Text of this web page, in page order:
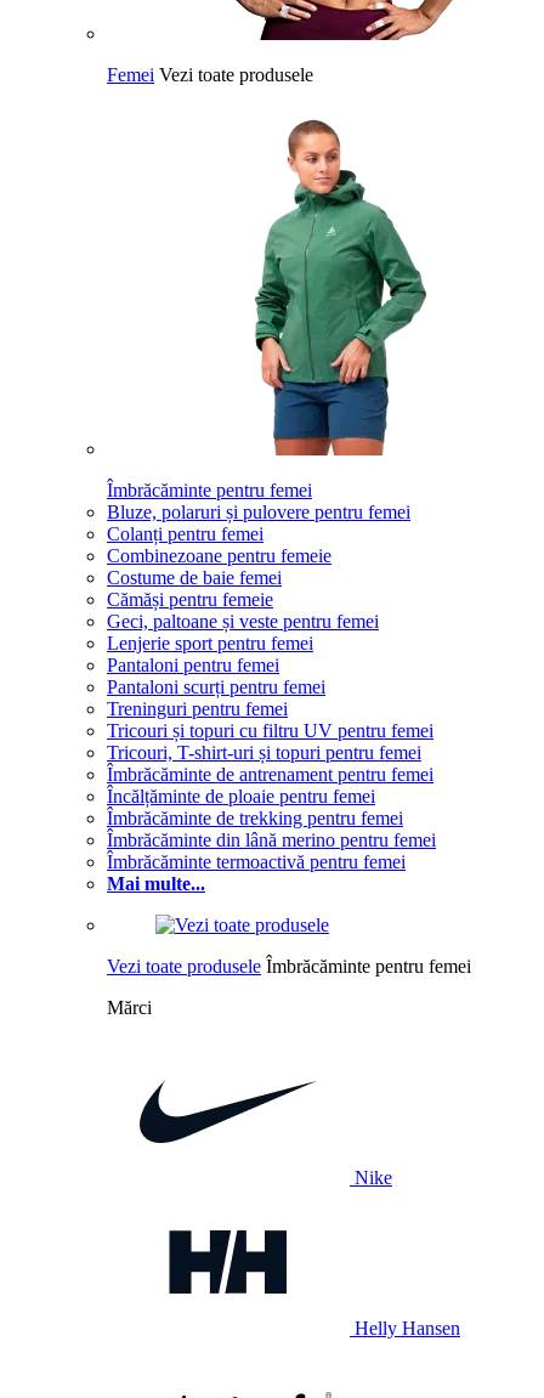
Femei Vezi toate produsele
Îmbrăcăminte pentru femei
Bluze, polaruri și pulovere pentru femei
Colanți pentru femei
Combinezoane pentru femeie
Costume de baie femei
Cămăși pentru femeie
Geci, paltoane și veste pentru femei
Lenjerie sport pentru femei
Pantaloni pentru femei
Pantaloni scurți pentru femei
Treninguri pentru femei
Tricouri și topuri cu filtru UV pentru femei
Tricouri, T-shirt-uri și topuri pentru femei
Îmbrăcăminte de antrenament pentru femei
Încălțăminte de ploaie pentru femei
Îmbrăcăminte de trekking pentru femei
Îmbrăcăminte din lână merino pentru femei
Îmbrăcăminte termoactivă pentru femei
Mai multe...
Vezi toate produsele Îmbrăcăminte pentru femei
Mărci
Nike
Helly Hansen